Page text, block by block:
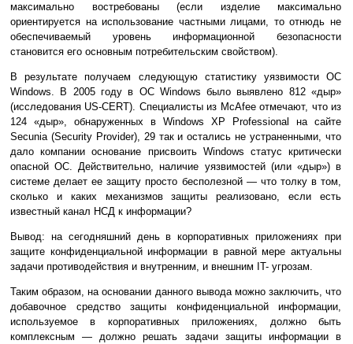
максимально востребованы (если изделие максимально
ориентируется на использование частными лицами, то отнюдь не
обеспечиваемый уровень информационной безопасности
становится его основным потребительским свойством).
В результате получаем следующую статистику уязвимости ОС
Windows. В 2005 году в ОС Windows было выявлено 812 «дыр»
(исследования US-CERT). Специалисты из McAfee отмечают, что из
124 «дыр», обнаруженных в Windows XP Professional на сайте
Secunia (Security Provider), 29 так и остались не устраненными, что
дало компании основание присвоить Windows статус критически
опасной ОС. Действительно, наличие уязвимостей (или «дыр») в
системе делает ее защиту просто бесполезной — что толку в том,
сколько и каких механизмов защиты реализовано, если есть
известный канал НСД к информации?
Вывод: на сегодняшний день в корпоративных приложениях при
защите конфиденциальной информации в равной мере актуальны
задачи противодействия и внутренним, и внешним IT- угрозам.
Таким образом, на основании данного вывода можно заключить, что
добавочное средство защиты конфиденциальной информации,
используемое в корпоративных приложениях, должно быть
комплексным — должно решать задачи защиты информации в